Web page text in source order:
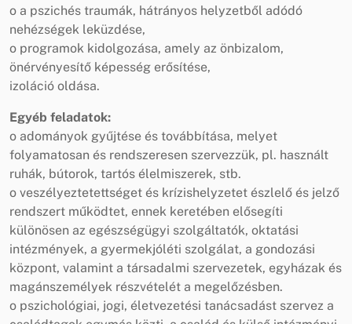
o a pszichés traumák, hátrányos helyzetből adódó
nehézségek leküzdése,
o programok kidolgozása, amely az önbizalom,
önérvényesítő képesség erősítése,
izoláció oldása.
Egyéb feladatok:
o adományok gyűjtése és továbbítása, melyet
folyamatosan és rendszeresen szervezzük, pl. használt
ruhák, bútorok, tartós élelmiszerek, stb.
o veszélyeztetettséget és krízishelyzetet észlelő és jelző
rendszert működtet, ennek keretében elősegíti
különösen az egészségügyi szolgáltatók, oktatási
intézmények, a gyermekjóléti szolgálat, a gondozási
központ, valamint a társadalmi szervezetek, egyházak és
magánszemélyek részvételét a megelőzésben.
o pszichológiai, jogi, életvezetési tanácsadást szervez a